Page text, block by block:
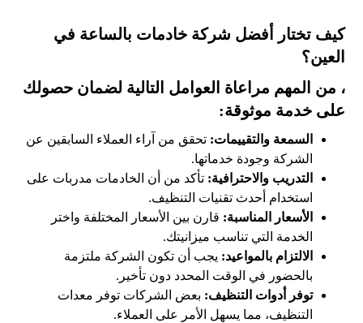
كيف تختار أفضل شركة خادمات بالساعة في
العين؟
، من المهم مراعاة العوامل التالية لضمان حصولك
على خدمة موثوقة:
السمعة والتقييمات: تحقق من آراء العملاء السابقين عن
الشركة وجودة خدماتها.
التدريب والاحترافية: تأكد من أن الخادمات مدربات على
استخدام أحدث تقنيات التنظيف.
الأسعار المناسبة: قارن بين الأسعار المختلفة واختر
الخدمة التي تناسب ميزانيتك.
الالتزام بالمواعيد: يجب أن تكون الشركة ملتزمة
بالحضور في الوقت المحدد دون تأخير.
توفر أدوات التنظيف: بعض الشركات توفر معدات
التنظيف، مما يسهل الأمر على العملاء.